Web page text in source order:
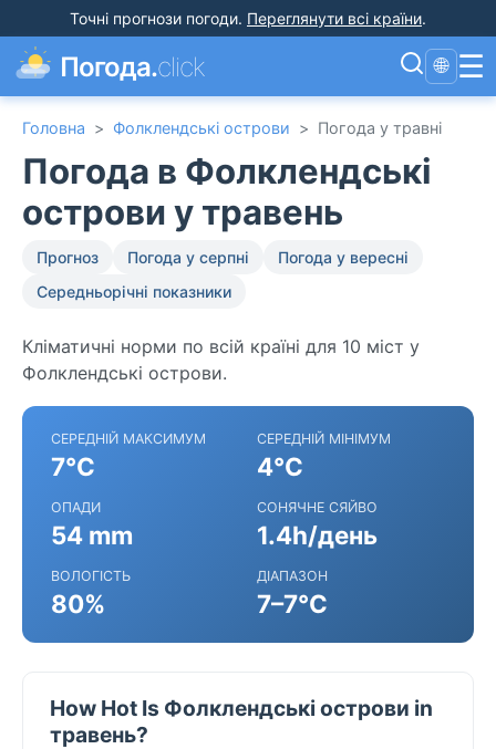
Точні прогнози погоди. Переглянути всі країни.
Погода.click 🌐 ☰
Головна > Фолклендські острови > Погода у травні
Погода в Фолклендські
острови у травень
Прогноз Погода у серпні
Погода у вересні
Середньорічні показники
Кліматичні норми по всій країні для 10 міст у
Фолклендські острови.
СЕРЕДНІЙ МАКСИМУМ
7°C
СЕРЕДНІЙ МІНІМУМ
4°C
ОПАДИ
54 mm
СОНЯЧНЕ СЯЙВО
1.4h/день
ВОЛОГІСТЬ
80%
ДІАПАЗОН
7–7°C
How Hot Is Фолклендські острови in
травень?